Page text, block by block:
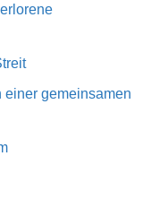
einer gemeinsamen